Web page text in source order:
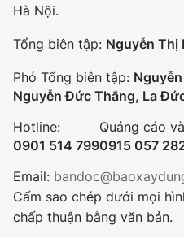
Hà Nội.
Tổng biên tập: Nguyễn Thị
Phó Tổng biên tập:
Nguyễn Đức Thắng, La
Hotline:
0901 514 799
Quảng cáo
0915 057
Email:
Cấm sao chép dưới mọi
chấp thuận bằng văn bản.